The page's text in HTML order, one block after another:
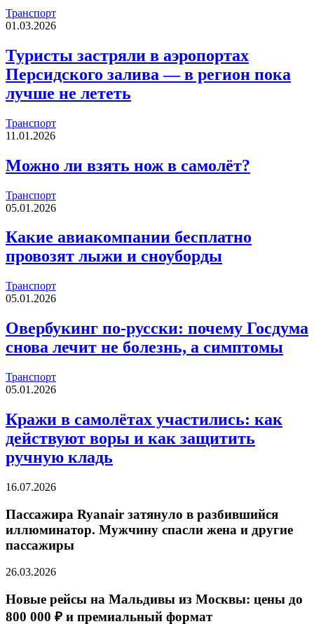
Транспорт
01.03.2026
Туристы застряли в аэропортах
Персидского залива — в регион пока
лучше не лететь
Транспорт
11.01.2026
Можно ли взять нож в самолёт?
Транспорт
05.01.2026
Какие авиакомпании бесплатно
провозят лыжи и сноуборды
Транспорт
05.01.2026
Овербукинг по-русски: почему Госдума
снова лечит не болезнь, а симптомы
Транспорт
05.01.2026
Кражи в самолётах участились: как
действуют воры и как защитить
ручную кладь
16.07.2026
Пассажира Ryanair затянуло в разбившийся
иллюминатор. Мужчину спасли жена и другие
пассажиры
26.03.2026
Новые рейсы на Мальдивы из Москвы: цены до
800 000 ₽ и премиальный формат